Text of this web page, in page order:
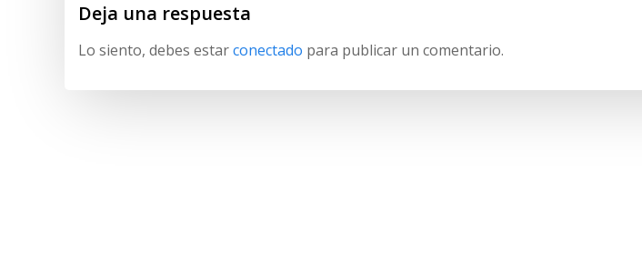
Deja una respuesta
Lo siento, debes estarconectado para publicar un comentario.